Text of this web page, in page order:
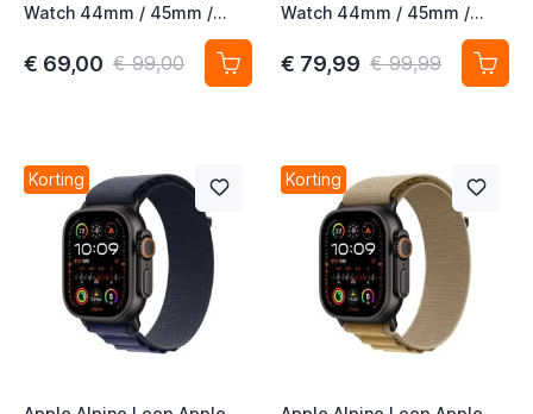
Watch 44mm / 45mm /
46mm / 49mm Small Blauw
€ 69,00 € 99,00
Watch 44mm / 45mm /
Donkergroen Small
€ 79,99 € 99,99
Korting Korting